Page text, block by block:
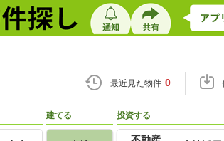
最近見た物件 0
建てる 投資する